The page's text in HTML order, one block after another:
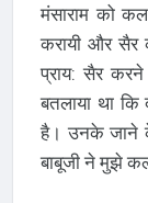
मंसाराम को
करायी और
प्राय: सैर
बतलाया था
है। उनके जाने
बाबूजी ने मुझे